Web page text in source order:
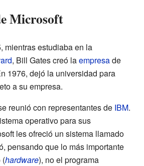
Microsoft
mientras estudiaba en la
, Bill Gates creó laempresade
1976, dejó la universidad para
a su empresa.
reunió con representantes de IBM.
operativo para sus
les ofreció un sistema llamado
pensando que lo más importante
(hardware), no el programa